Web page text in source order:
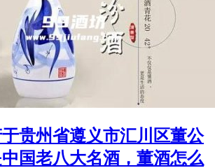
贵州省遵义市汇川区董公
国老八大名酒，董酒怎么